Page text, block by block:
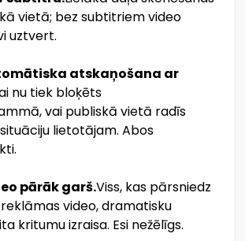
vietā; bez subtitriem video
uztvert.
atskaņošana ar
nu tiek bloķēts
vai publiskā vietā radīs
lietotājam. Abos
pārāk garš.Viss, kas pārsniedz
video, dramatisku
kritumu izraisa. Esi nežēlīgs.